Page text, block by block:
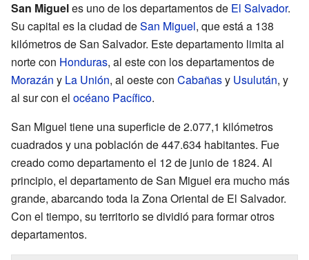
San Migueles uno de los departamentos de El Salvador.
Su capital es la ciudad deSan Miguel, que está a 138
kilómetros de San Salvador. Este departamento limita al
norte con Honduras, al este con los departamentos de
Morazán y La Unión, al oeste con Cabañasy Usulután, y
al sur con el océano Pacífico.
San Miguel tiene una superficie de 2.077,1 kilómetros
cuadrados y una población de 447.634 habitantes. Fue
creado como departamento el 12 de junio de 1824. Al
principio, el departamento de San Miguel era mucho más
grande, abarcando toda la Zona Oriental de El Salvador.
Con el tiempo, su territorio se dividió para formar otros
departamentos.